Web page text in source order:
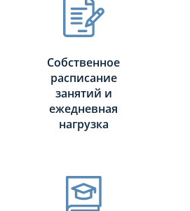
Собственное
расписание
занятий и
ежедневная
нагрузка